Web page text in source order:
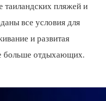
таиландских пляжей и
все условия для
и развитая
больше отдыхающих.